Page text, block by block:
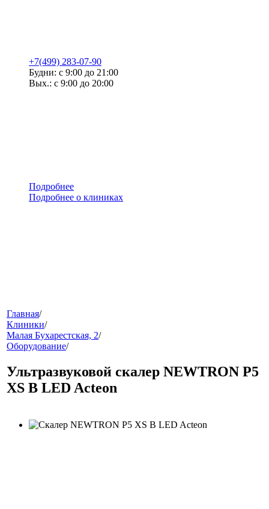
+7(499) 283-07-90
Будни: с 9:00 до 21:00
Вых.: с 9:00 до 20:00
Подробнее
Подробнее о клиниках
меню
звонок
Главная/
Клиники/
Малая Бухарестская, 2/
Оборудование/
Ультразвуковой скалер NEWTRON P5
XS B LED Acteon